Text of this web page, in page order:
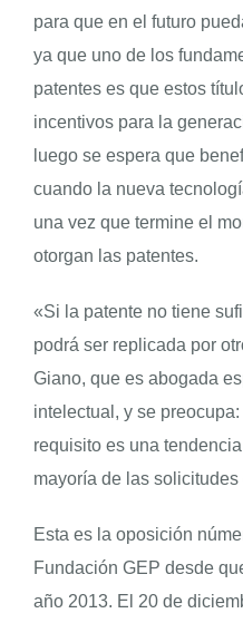
para que en el futuro
ya que uno de los
patentes es que estos
incentivos para la
luego se espera que
cuando la nueva
una vez que termine el
otorgan las patentes.
«Si la patente no tiene
podrá ser replicada por
Giano, que es abogada
intelectual, y se
requisito es una
mayoría de las
Esta es la oposición
Fundación GEP desde
año 2013. El 20 de